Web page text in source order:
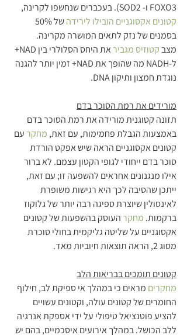
FOXO3 ו- SOD2). בעכברים שנחשפו לקרינה,
קטונים אקסוגניים הובילו לירידה
בסמנים של נזק לתאים המושרה מקרינה.
מצב קטוזיס מגביר
את היחס הסלולרי בין NAD+
ל-NADH מה שהופך את NAD+ זמין יותר להגנה
נוגדת חמצון ותיקון DNA.
מורידים את רמת הסוכר בדם
תזונה קטוגנית מורידה את רמת הסוכר בדם
באמצעות הגבלת פחמימות, עם זאת, מחקר עם
קטונים אקסוגניים הראה שיש אפקט הורדת
סוכר בדם ייחודי לגופי הקטון עצמם. לא ברור
אילו מנגנונים אחראים להשפעה זו; עם זאת,
ייתכן שהסיבה לכך היא רגישות משופרת
לאינסולין שיוצרת ספיגה רבה יותר של גלוקוז
ברקמות. מחקר העוסק בהשפעות של קטונים
אקסוגניים על שליטה גליקמית בחולי סוכרת
מסוג 2, הראה תוצאות חיוביות מאד.
קטונים תומכים בבריאות הלב
מחקרים מראים כי במהלך אי ספיקת לב, חילוף
החומרים של קטונים עולה, וקטונים עשויים
להציע פוטנציאל טיפולי על ידי אספקת אנרגיה
ללב הכושל. במהלך אירועים איסכמיים, בהם יש